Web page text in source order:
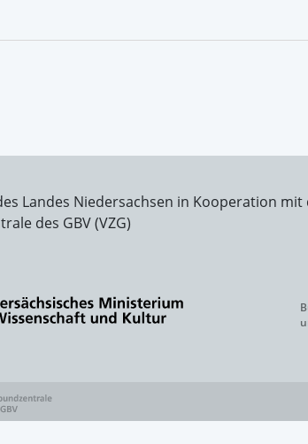
Landes Niedersachsen in Kooperation
des GBV (VZG)